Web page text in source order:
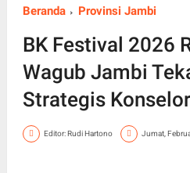
Beranda Provinsi Jambi
BK Festival 2026
Wagub Jambi
Strategis
Editor: Rudi Hartono Jumat,